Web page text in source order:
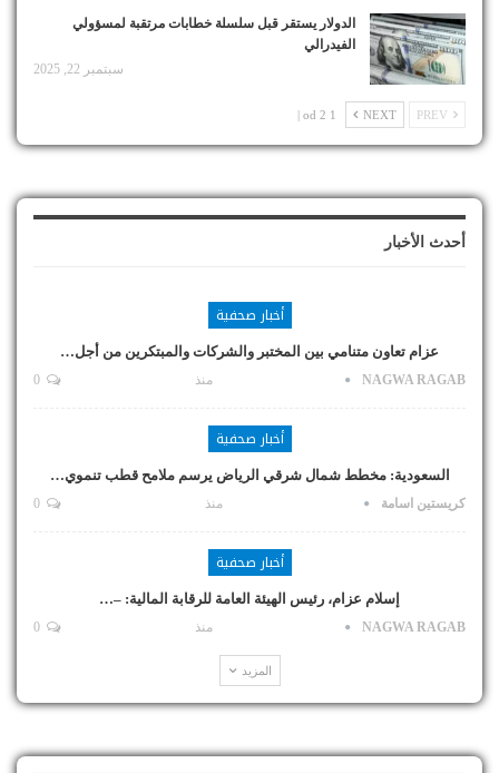
الدولار يستقر قبل سلسلة خطابات مرتقبة لمسؤولي
الفيدرالي
سبتمبر 22, 2025
NEXT
1 od 2 |
أحدث الأخبار
أخبار صحفية
عزام تعاون متنامي بين المختبر والشركات والمبتكرين من أجل…
NAGWA RAGAB منذ
أخبار صحفية
السعودية: مخطط شمال شرقي الرياض يرسم ملامح قطب تنموي…
كريستين اسامة منذ
أخبار صحفية
إسلام عزام، رئيس الهيئة العامة للرقابة المالية: –…
NAGWA RAGAB منذ
المزيد